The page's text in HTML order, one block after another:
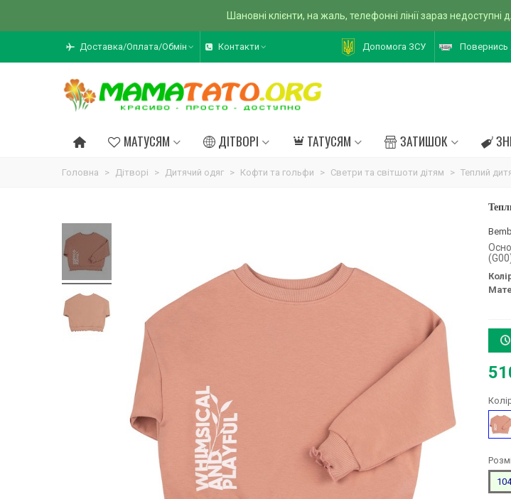
Шановні клієнти, на жаль, телефонні лінії зараз недоступні
Доставка/Оплата/Обмін Контакти Допомога ЗСУ Повернись
МАТУСЯМ ДІТВОРІ ТАТУСЯМ ЗАТИШОК
Головна > Дітворі > Дитячий одяг > Кофти та гольфи > Светри та світшоти дітям > Теплий
104